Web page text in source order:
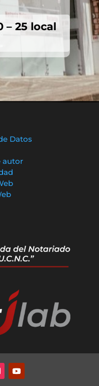
– 25 local
Datos
autor